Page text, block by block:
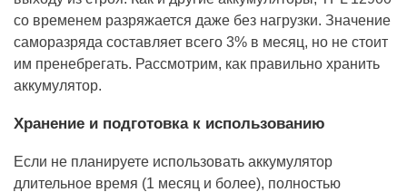
со временем разряжается даже без нагрузки. Значение
саморазряда составляет всего 3% в месяц, но не стоит
им пренебрегать. Рассмотрим, как правильно хранить
аккумулятор.
Хранение и подготовка к использованию
Если не планируете использовать аккумулятор
длительное время (1 месяц и более), полностью